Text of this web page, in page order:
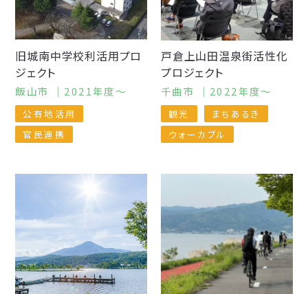
旧城南中学校利活用プロ
ジェクト
飯山市 ｜2021年度～
公有地活用
官民連携
戸倉上山田温泉街活性化
プロジェクト
千曲市 ｜2022年度～
観光
まちあるき
ウォーカブル